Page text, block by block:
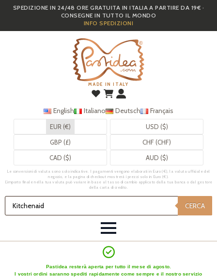
SkipSPEDIZIONE IN 24/48 ORE GRATUITA IN ITALIA A PARTIRE DA 19€ ·
CONSEGNE IN TUTTO IL MONDO
INFO SPEDIZIONI
MADE IN ITALY
English Italiano Deutsch Français
EUR (€)
USD ($)
GBP (£)
CHF (CHF)
CAD ($)
AUD ($)
Le conversioni di valuta sono solo indicative. I pagamenti vengono elaborati in Euro (€), la valuta ufficiale del
negozio, e la pagina di checkout mostrerà i prezzi solo in Euro (€).
L’importo finale nella tua valuta può variare in base al tasso di cambio applicato dalla tua banca o dal gestore
della carta di credito.
Ricerca
prodotti CERCA
Pastidea resterà aperta per tutto il mese di agosto.
I vostri ordini saranno spediti rapidamente come sempre e il nostro servizio